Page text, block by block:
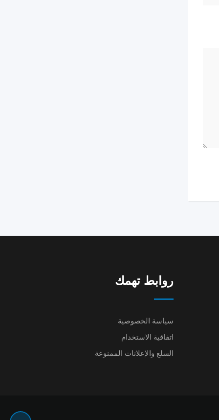
روابط تهمك
سياسة الخصوصية
اتفاقية الاستخدام
السلع والإعلانات الممنوعة